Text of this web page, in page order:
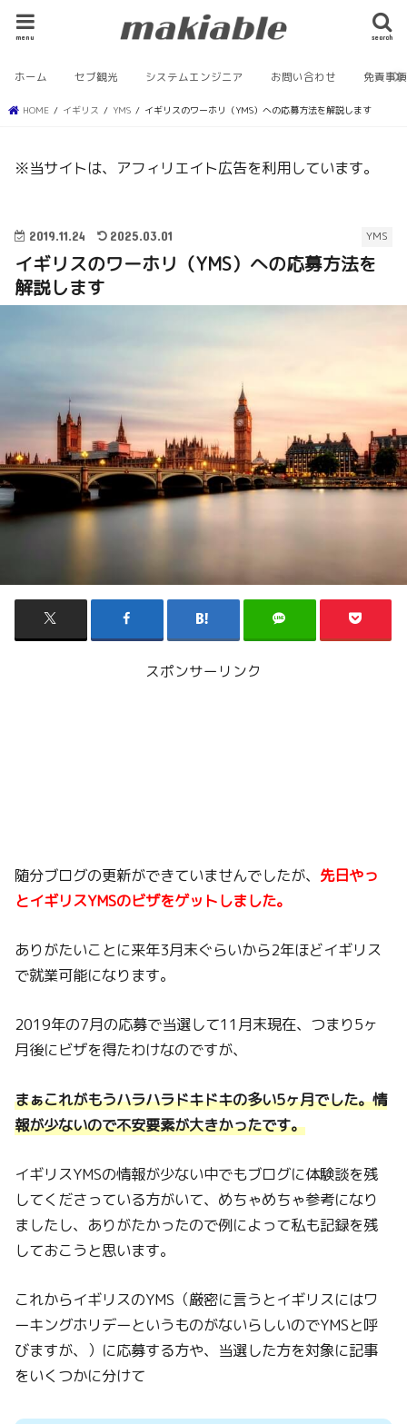
search
menu
ホーム セブ観光 システムエンジニア お問い合わせ 免責事項
HOME イギリス YMS イギリスのワーホリ（YMS）への応募方法を解説します
※当サイトは、アフィリエイト広告を利用しています。
YMS
2019.11.24 2025.03.01
イギリスのワーホリ（YMS）への応募方法を
解説します
スポンサーリンク
随分ブログの更新ができていませんでしたが、 先日やっ
とイギリスYMSのビザをゲットしました。
ありがたいことに来年3月末ぐらいから2年ほどイギリス
で就業可能になります。
2019年の7月の応募で当選して11月末現在、つまり5ヶ
月後にビザを得たわけなのですが、
まぁこれがもうハラハラドキドキの多い5ヶ月でした。情
報が少ないので不安要素が大きかったです。
イギリスYMSの情報が少ない中でもブログに体験談を残
してくださっている方がいて、めちゃめちゃ参考になり
ましたし、ありがたかったので例によって私も記録を残
しておこうと思います。
これからイギリスのYMS（厳密に言うとイギリスにはワ
ーキングホリデーというものがないらしいのでYMSと呼
びますが、）に応募する方や、当選した方を対象に記事
をいくつかに分けて